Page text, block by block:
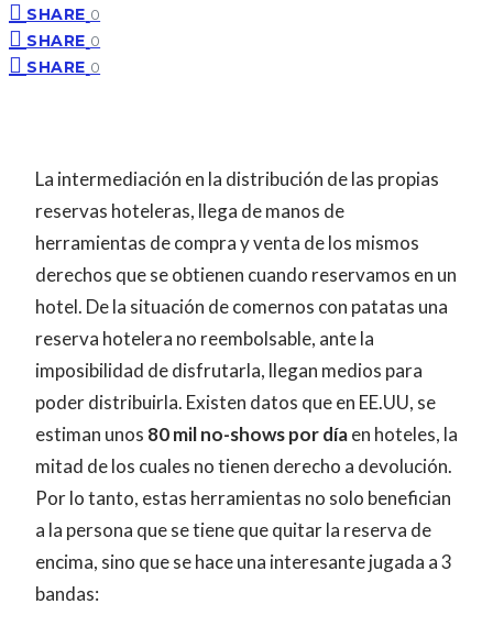
SHARE 0
SHARE 0
SHARE 0
La intermediación en la distribución de las propias
reservas hoteleras, llega de manos de
herramientas de compra y venta de los mismos
derechos que se obtienen cuando reservamos en un
hotel. De la situación de comernos con patatas una
reserva hotelera no reembolsable, ante la
imposibilidad de disfrutarla, llegan medios para
poder distribuirla. Existen datos que en EE.UU, se
estiman unos 80 mil no-shows por díaen hoteles, la
mitad de los cuales no tienen derecho a devolución.
Por lo tanto, estas herramientas no solo benefician
a la persona que se tiene que quitar la reserva de
encima, sino que se hace una interesante jugada a 3
bandas: